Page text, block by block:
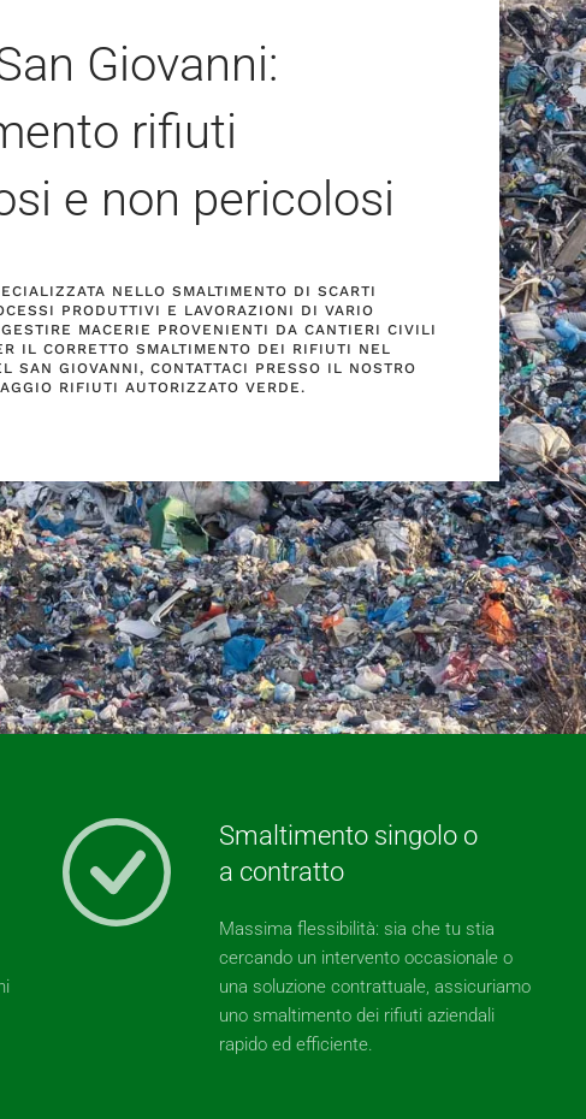
Giovanni:
rifiuti
e non pericolosi
NELLO SMALTIMENTO DI SCARTI
PRODUTTIVI E LAVORAZIONI DI VARIO
MACERIE PROVENIENTI DA CANTIERI CIVILI
IL CORRETTO SMALTIMENTO DEI RIFIUTI NEL
SAN GIOVANNI, CONTATTACI PRESSO IL NOSTRO
RIFIUTI AUTORIZZATO VERDE.
Smaltimento singolo o
a contratto
Massima flessibilità: sia che tu stia
cercando un intervento occasionale o
una soluzione contrattuale, assicuriamo
uno smaltimento dei rifiuti aziendali
rapido ed efficiente.